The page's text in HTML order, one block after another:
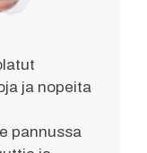
ja nopeita
pannussa